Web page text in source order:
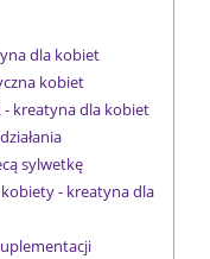
dla kobiet
kobiet
kreatyna dla kobiet
sylwetkę
- kreatyna dla